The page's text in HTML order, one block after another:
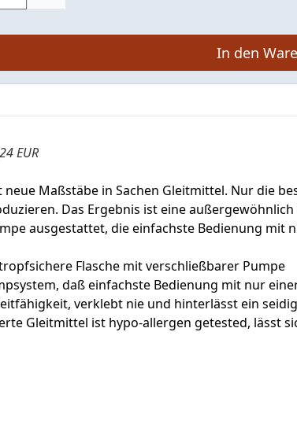
In den
EUR
neue Maßstäbe in Sachen Gleitmittel. Nur die
Das Ergebnis ist eine
ausgestattet, die einfachste Bedienung mit
Flasche mit verschließbarer Pumpe
daß einfachste Bedienung mit nur
verklebt nie und hinterlässt ein
Gleitmittel ist hypo-allergen getested, lässt